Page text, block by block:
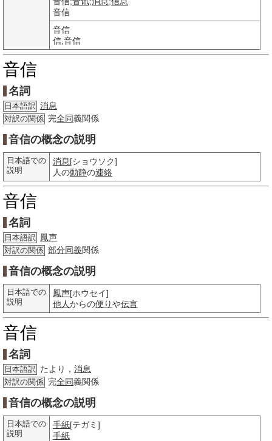
音信
音信
信,音信
音信
名詞
日本語訳 消息
対訳の関係 完全同義関係
音信の概念の説明
日本語での
説明
消息[ショウソク]
人の動静の連絡
音信
名詞
日本語訳 鳳声
対訳の関係 部分同義関係
音信の概念の説明
日本語での
説明
鳳声[ホウセイ]
他人からの便りや伝言
音信
名詞
日本語訳 たより， 消息
対訳の関係 完全同義関係
音信の概念の説明
日本語での
説明
手紙[テガミ]
手紙